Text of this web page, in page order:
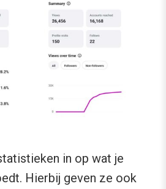
in op wat je
Hierbij geven ze ook